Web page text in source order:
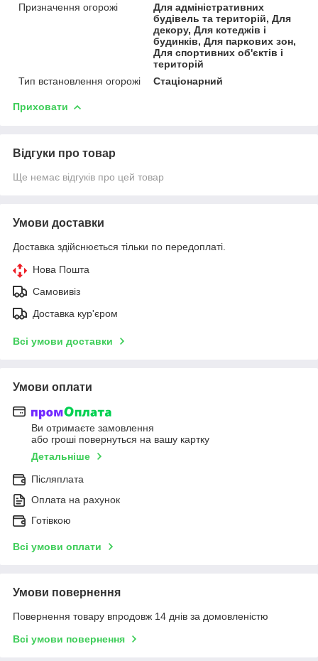
Призначення огорожі
Для адміністративних
будівель та територій, Для
декору, Для котеджів і
будинків, Для паркових зон,
Для спортивних об'єктів і
територій
Тип встановлення огорожі
Стаціонарний
Приховати
Відгуки про товар
Ще немає відгуків про цей товар
Умови доставки
Доставка здійснюється тільки по передоплаті.
Нова Пошта
Самовивіз
Доставка кур'єром
Всі умови доставки
Умови оплати
Ви отримаєте замовлення
або гроші повернуться на вашу картку
Детальніше
Післяплата
Оплата на рахунок
Готівкою
Всі умови оплати
Умови повернення
Повернення товару впродовж 14 днів за домовленістю
Всі умови повернення